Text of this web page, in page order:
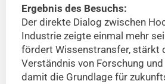
Ergebnis des Besuchs:
Der direkte Dialog zwischen
Industrie zeigte einmal mehr
fördert Wissenstransfer, stärkt
Verständnis von Forschung
damit die Grundlage für